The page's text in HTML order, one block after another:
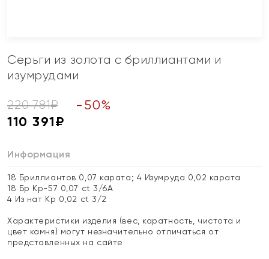
Серьги из золота с бриллиантами и
изумрудами
220 781₽ - 50%
110 391₽
Информация
18 Бриллиантов 0,07 карата; 4 Изумруда 0,02 карата
18 Бр Кр-57 0,07 ct 3/6А
4 Из нат Кр 0,02 ct 3/2
Характеристики изделия (вес, каратность, чистота и
цвет камня) могут незначительно отличаться от
представленных на сайте